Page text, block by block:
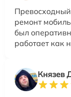
ремонт
был
работает как
Князев